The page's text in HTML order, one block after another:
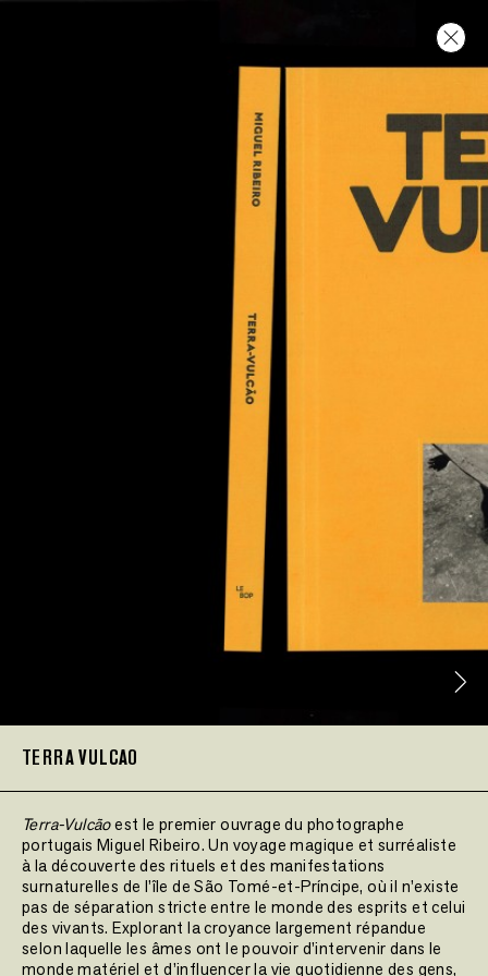
TERRA VULCAO
Terra-Vulcãoest le premier ouvrage du photographe
portugais Miguel Ribeiro. Un voyage magique et surréaliste
à la découverte des rituels et des manifestations
surnaturelles de l’île de São Tomé-et-Príncipe, où il n’existe
pas de séparation stricte entre le monde des esprits et celui
des vivants. Explorant la croyance largement répandue
selon laquelle les âmes ont le pouvoir d’intervenir dans le
monde matériel et d’influencer la vie quotidienne des gens,